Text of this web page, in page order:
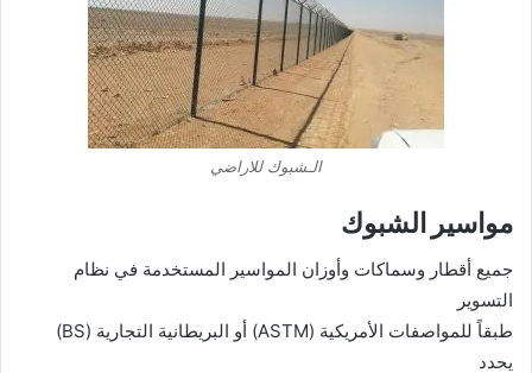
الـشبوك للاراضي
مواسير الشبوك
جميع أقطار وسماكات وأوزان المواسير المستخدمة في نظام
التسوير
طبقاً للمواصفات الأمريكية (ASTM) أو البريطانية التجارية (BS)
يحدد